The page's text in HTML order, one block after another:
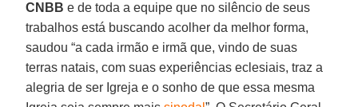
CNBB e de toda a equipe que no silêncio de seus
trabalhos está buscando acolher da melhor forma,
saudou “a cada irmão e irmã que, vindo de suas
terras natais, com suas experiências eclesiais, traz a
alegria de ser Igreja e o sonho de que essa mesma